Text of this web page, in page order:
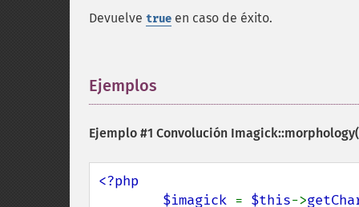
Devuelve true en caso de éxito.
Ejemplos
Ejemplo #1 Convolución
<?php
        $imagick
= $this->